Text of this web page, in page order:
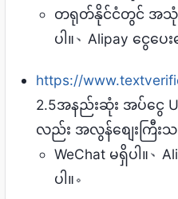
တရုတ်နိုင်ငံတွင် အသုံးမ
ပါ။、Alipay ငွေပေ
https://
2.5အနည်းဆုံး အပ်ငွေ
လည်း အလွန်စျေးကြီး
WeChat မရှိပါ။、
ပါ။。